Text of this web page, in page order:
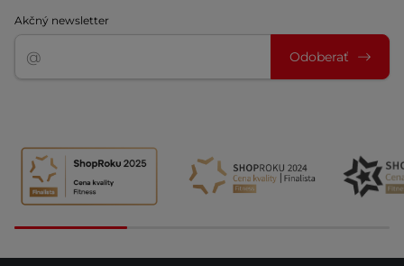
Akčný newsletter
Odoberať